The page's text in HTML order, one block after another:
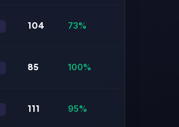
104 73%
85 100%
111 95%